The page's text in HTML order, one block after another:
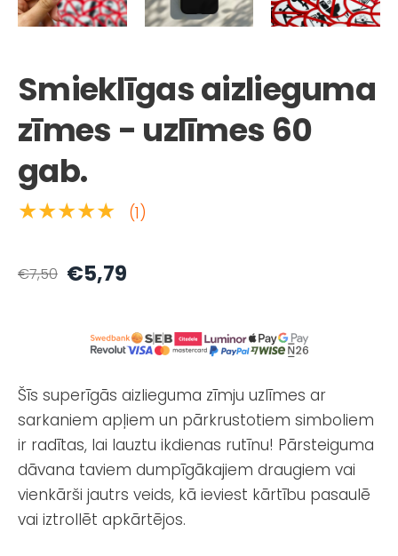
Smieklīgas aizlieguma
zīmes - uzlīmes 60
gab.
★★★★★ (1)
€7,50 €5,79
Šīs superīgās aizlieguma zīmju uzlīmes ar
sarkaniem apļiem un pārkrustotiem simboliem
ir radītas, lai lauztu ikdienas rutīnu! Pārsteiguma
dāvana taviem dumpīgākajiem draugiem vai
vienkārši jautrs veids, kā ieviest kārtību pasaulē
vai iztrollēt apkārtējos.